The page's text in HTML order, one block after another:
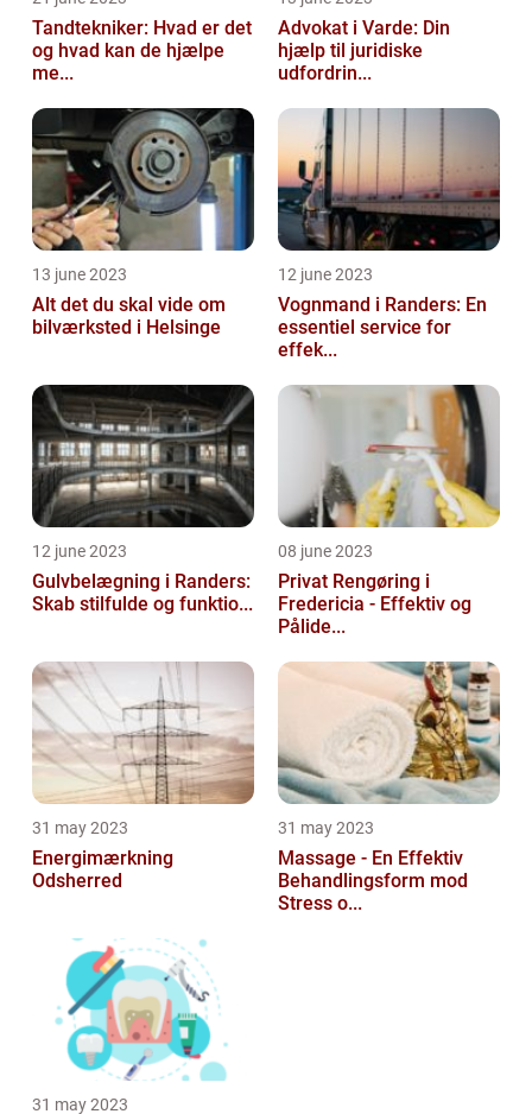
Tandtekniker: Hvad er det
og hvad kan de hjælpe
me...
Advokat i Varde: Din
hjælp til juridiske
udfordrin...
13 june 2023
Alt det du skal vide om
bilværksted i Helsinge
12 june 2023
Vognmand i Randers: En
essentiel service for
effek...
12 june 2023
Gulvbelægning i Randers:
Skab stilfulde og funktio...
08 june 2023
Privat Rengøring i
Fredericia - Effektiv og
Pålide...
31 may 2023
Energimærkning
Odsherred
31 may 2023
Massage - En Effektiv
Behandlingsform mod
Stress o...
31 may 2023